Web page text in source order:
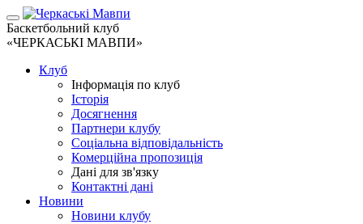
Баскетбольний клуб
«ЧЕРКАСЬКІ МАВПИ»
Клуб
Інформація по клуб
Історія
Досягнення
Партнери клубу
Соціальна відповідальність
Комерційна пропозиція
Дані для зв'язку
Контактні дані
Новини
Новини клубу